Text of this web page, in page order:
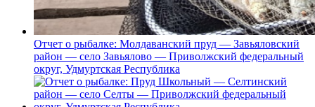
Отчет о рыбалке: Молдаванский пруд — Завьяловский
район — село Завьялово — Приволжский федеральный
округ, Удмуртская Республика